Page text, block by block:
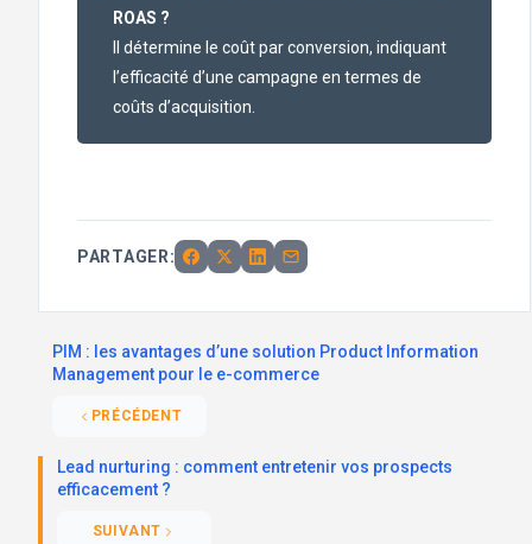
ROAS ?
Il détermine le coût par conversion, indiquant
l’efficacité d’une campagne en termes de
coûts d’acquisition.
PARTAGER:
PIM : les avantages d’une solution Product Information
Management pour le e-commerce
PRÉCÉDENT
Lead nurturing : comment entretenir vos prospects
efficacement ?
SUIVANT